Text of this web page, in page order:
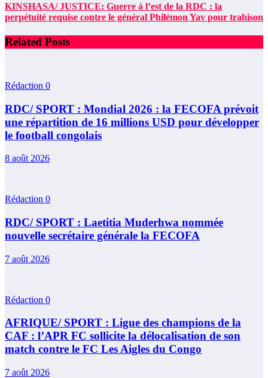
KINSHASA/ JUSTICE: Guerre à l’est de la RDC : la
perpétuité requise contre le général Philémon Yav pour trahison
Related Posts
Rédaction 0
RDC/ SPORT : Mondial 2026 : la FECOFA prévoit
une répartition de 16 millions USD pour développer
le football congolais
8 août 2026
Rédaction 0
RDC/ SPORT : Laetitia Muderhwa nommée
nouvelle secrétaire générale la FECOFA
7 août 2026
Rédaction 0
AFRIQUE/ SPORT : Ligue des champions de la
CAF : l’APR FC sollicite la délocalisation de son
match contre le FC Les Aigles du Congo
7 août 2026